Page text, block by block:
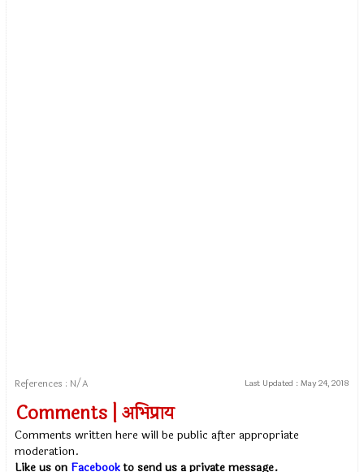
References : N/A Last Updated : May 24, 2018
Comments | अभिप्राय
Comments written here will be public after appropriate
moderation.
Like us on Facebookto send us a private message.